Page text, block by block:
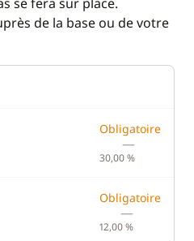
de la base ou de votre
Obligatoire
—
30,00 %
Obligatoire
—
12,00 %